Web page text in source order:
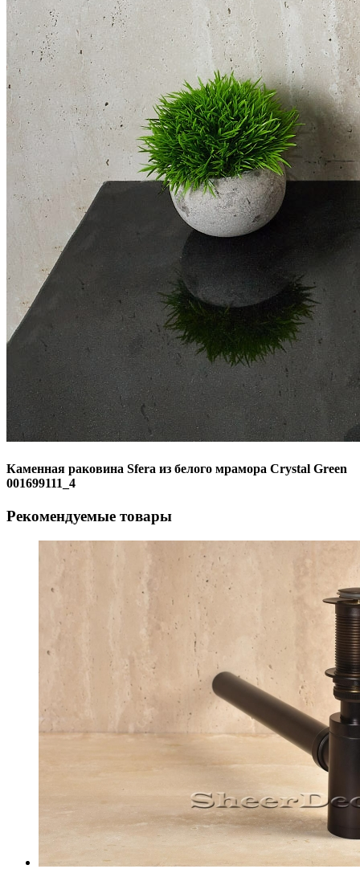
Каменная раковина Sfera из белого мрамора Crystal Green
001699111_4
Рекомендуемые товары